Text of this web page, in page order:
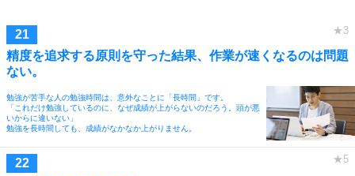
精度を追求する原則を守った結果、作業が速くなるのは問題
ない。
勉強が苦手な人の勉強時間は、意外なことに「長時間」です。
「これだけ勉強しているのに、なぜ成績が上がらないのだろう。頭が悪
いからに違いない」
勉強を長時間しても、成績がなかなか上がりません。